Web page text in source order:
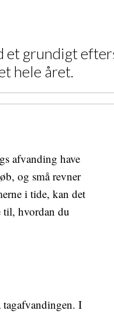
et grundigt
hele året.
afvanding have
og små revner
i tide, kan det
til, hvordan du
tagafvandingen. I